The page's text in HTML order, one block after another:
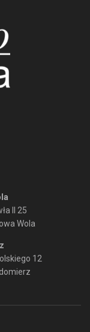
II 25
Wola
12